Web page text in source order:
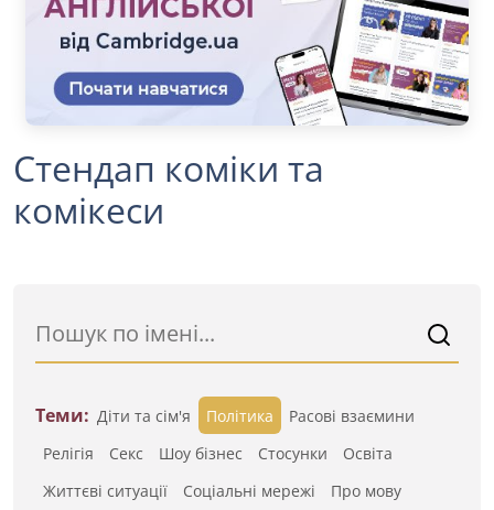
Стендап коміки та
комікеси
Теми: Діти та сім'я Політика
Расові взаємини
Релігія
Секс Шоу бізнес Стосунки
Освіта
Життєві ситуації
Cоціальні мережі Про мову